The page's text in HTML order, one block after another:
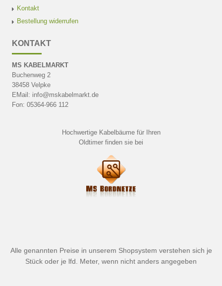
Kontakt
Bestellung widerrufen
KONTAKT
MS KABELMARKT
Buchenweg 2
38458 Velpke
EMail: info@mskabelmarkt.de
Fon: 05364-966 112
Hochwertige Kabelbäume für Ihren
Oldtimer finden sie bei
Alle genannten Preise in unserem Shopsystem verstehen sich je
Stück oder je lfd. Meter, wenn nicht anders angegeben